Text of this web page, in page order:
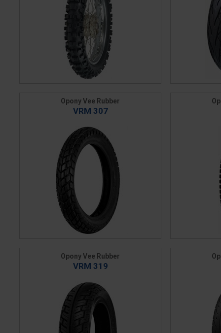
Opony Vee Rubber
VRM 307
Opony Vee Rubber
VRM 319